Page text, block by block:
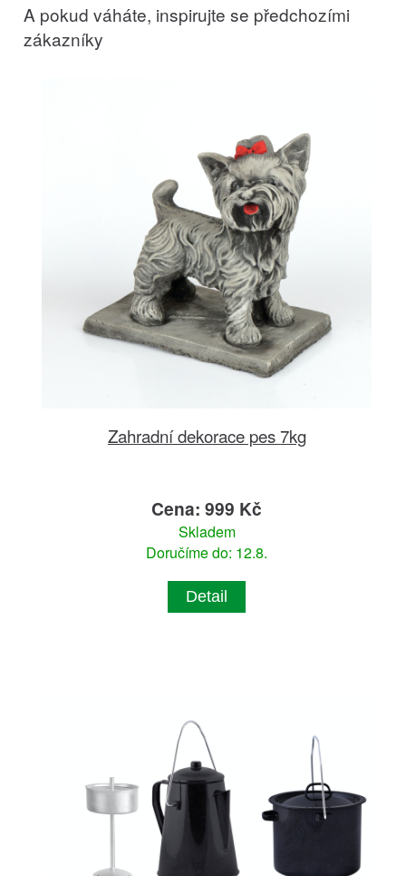
A pokud váháte, inspirujte se předchozími
zákazníky
Zahradní dekorace pes 7kg
Cena: 999 Kč
Skladem
Doručíme do: 12.8.
Detail